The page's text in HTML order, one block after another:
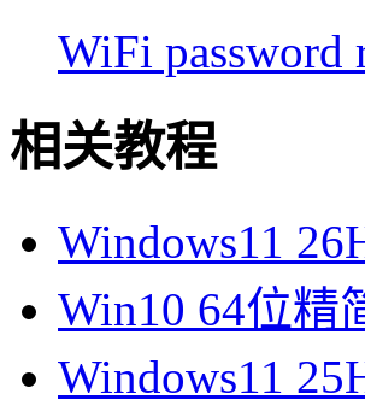
WiFi
相关教程
Windows11
Win10 64位精
Windows11